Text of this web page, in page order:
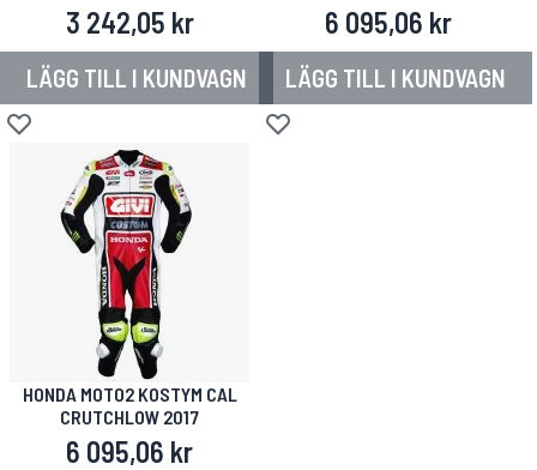
3 242,05 kr
LÄGG TILL I KUNDVAGN
Lägg till i önskelista
6 095,06 kr
LÄGG TILL I KUNDVAGN
Lägg till i önskelista
HONDA MOTO2 KOSTYM CAL
CRUTCHLOW 2017
6 095,06 kr